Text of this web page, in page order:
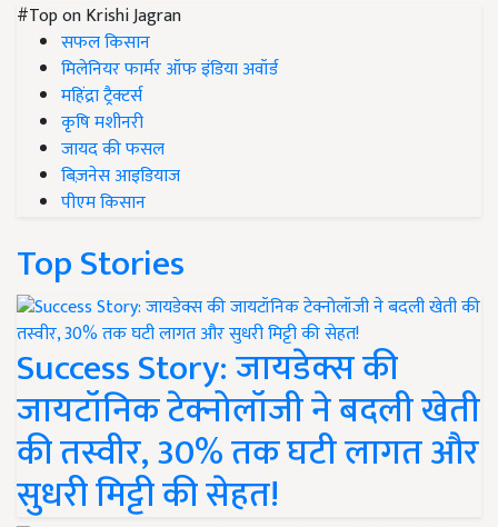
#Top on Krishi Jagran
सफल किसान
मिलेनियर फार्मर ऑफ इंडिया अवॉर्ड
महिंद्रा ट्रैक्टर्स
कृषि मशीनरी
जायद की फसल
बिज़नेस आइडियाज
पीएम किसान
Top Stories
Success Story: जायडेक्स की
जायटॉनिक टेक्नोलॉजी ने बदली खेती
की तस्वीर, 30% तक घटी लागत और
सुधरी मिट्टी की सेहत!